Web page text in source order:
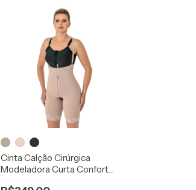
Cinta Calção Cirúrgica
Modeladora Curta Confort